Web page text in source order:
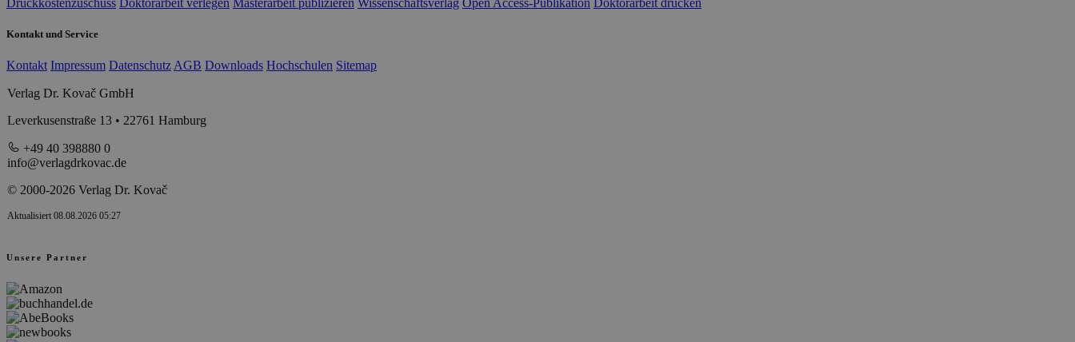
Kontakt und Service
Kontakt Impressum Datenschutz AGB Downloads Hochschulen Sitemap
Verlag Dr. Kovač GmbH
Leverkusenstraße 13 • 22761 Hamburg
+49 40 398880 0
info@verlagdrkovac.de
© 2000-2026 Verlag Dr. Kovač
Aktualisiert 08.08.2026 05:27
Unsere Partner